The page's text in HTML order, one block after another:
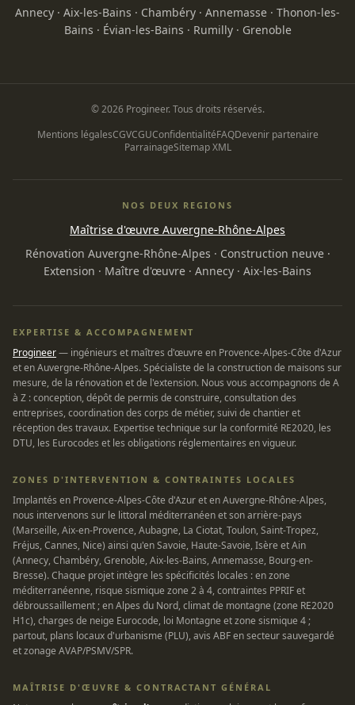
Annecy · Aix-les-Bains · Chambéry · Annemasse · Thonon-les-
Bains · Évian-les-Bains · Rumilly· Grenoble
© 2026 Progineer. Tous droits réservés.
Mentions légalesCGVCGUConfidentialitéFAQDevenir partenaire
ParrainageSitemap XML
NOS DEUX REGIONS
Maîtrise d'œuvre Auvergne-Rhône-Alpes
Rénovation Auvergne-Rhône-Alpes · Construction neuve·
Extension · Maître d'œuvre · Annecy · Aix-les-Bains
EXPERTISE & ACCOMPAGNEMENT
Progineer— ingénieurs et maîtres d'œuvre en Provence-Alpes-Côte d'Azur
et en Auvergne-Rhône-Alpes. Spécialiste de la construction de maisons sur
mesure, de la rénovation et de l'extension. Nous vous accompagnons de A
à Z : conception, dépôt de permis de construire, consultation des
entreprises, coordination des corps de métier, suivi de chantier et
réception des travaux. Expertise technique sur la conformité RE2020, les
DTU, les Eurocodes et les obligations réglementaires en vigueur.
ZONES D'INTERVENTION & CONTRAINTES LOCALES
Implantés en Provence-Alpes-Côte d'Azur et en Auvergne-Rhône-Alpes,
nous intervenons sur le littoral méditerranéen et son arrière-pays
(Marseille, Aix-en-Provence, Aubagne, La Ciotat, Toulon, Saint-Tropez,
Fréjus, Cannes, Nice) ainsi qu'en Savoie, Haute-Savoie, Isère et Ain
(Annecy, Chambéry, Grenoble, Aix-les-Bains, Annemasse, Bourg-en-
Bresse). Chaque projet intègre les spécificités locales : en zone
méditerranéenne, risque sismique zone 2 à 4, contraintes PPRIF et
débroussaillement ; en Alpes du Nord, climat de montagne (zone RE2020
H1c), charges de neige Eurocode, loi Montagne et zone sismique 4 ;
partout, plans locaux d'urbanisme (PLU), avis ABF en secteur sauvegardé
et zonage AVAP/PSMV/SPR.
MAÎTRISE D'ŒUVRE & CONTRACTANT GÉNÉRAL